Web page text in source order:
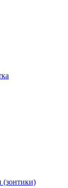
(зонтики)